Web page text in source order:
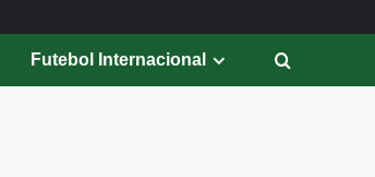
Futebol Internacional